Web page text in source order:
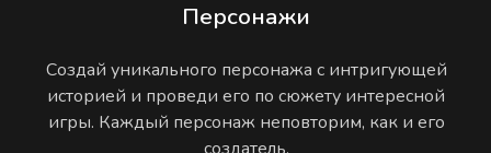
Персонажи
Создай уникального персонажа с интригующей
историей и проведи его по сюжету интересной
игры. Каждый персонаж неповторим, как и его